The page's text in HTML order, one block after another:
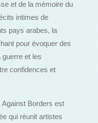
et de la mémoire du
intimes de
pays arabes, la
pour évoquer des
guerre et les
confidences et
Against Borders est
qui réunit artistes